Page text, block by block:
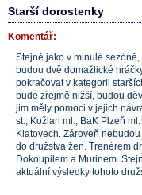
Starší dorostenky
Komentář:
Stejně jako v minulé
budou dvě domažlické
pokračovat v kategorii
bude zřejmě nižší, budou
jim měly pomoci v jejich
st., Kožlan ml., BaK Plzeň
Klatovech. Zároveň
do družstva žen. Trenérem
Dokoupilem a Murinem.
aktuální výsledky tohoto